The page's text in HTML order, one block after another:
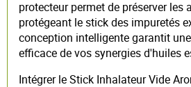
protecteur permet de préserver les
protégeant le stick des impuretés
conception intelligente garantit
efficace de vos synergies d'huiles
Intégrer le Stick Inhalateur Vide